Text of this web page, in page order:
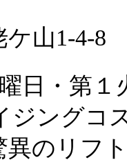
山1-4-8
日・第１
ジングコ
異のリフ